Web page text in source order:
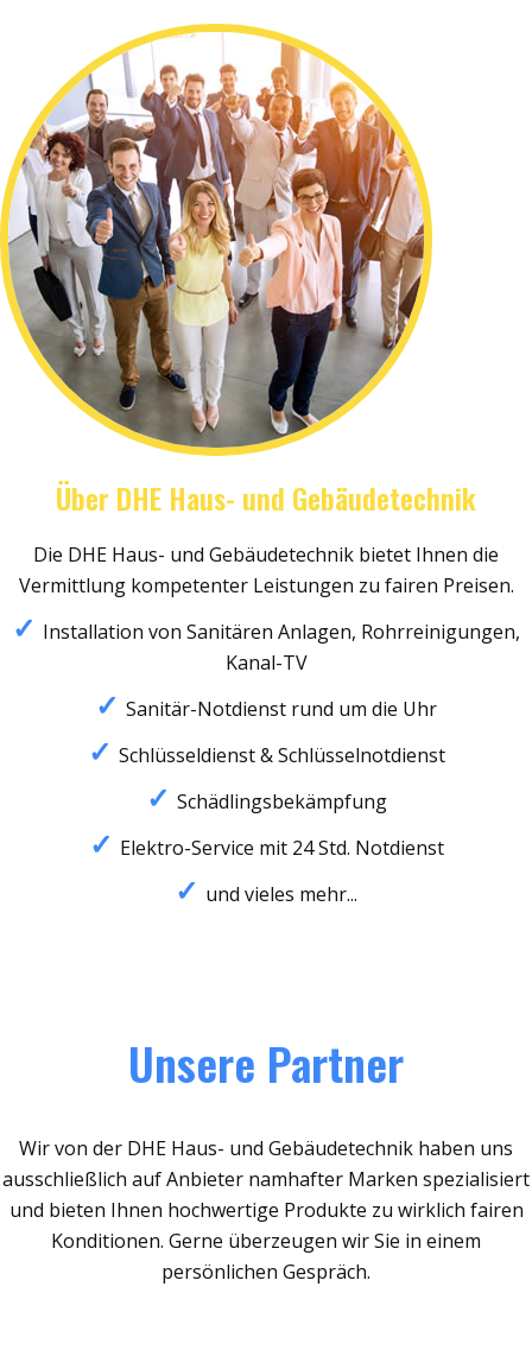
Über DHE Haus- und Gebäudetechnik
Die DHE Haus- und Gebäudetechnik bietet Ihnen die
Vermittlung kompetenter Leistungen zu fairen Preisen.
Installation von Sanitären Anlagen, Rohrreinigungen,
Kanal-TV
Sanitär-Notdienst rund um die Uhr
Schlüsseldienst & Schlüsselnotdienst
Schädlingsbekämpfung
Elektro-Service mit 24 Std. Notdienst
und vieles mehr...
Unsere Partner
Wir von der DHE Haus- und Gebäudetechnik haben uns
ausschließlich auf Anbieter namhafter Marken spezialisiert
und bieten Ihnen hochwertige Produkte zu wirklich fairen
Konditionen. Gerne überzeugen wir Sie in einem
persönlichen Gespräch.